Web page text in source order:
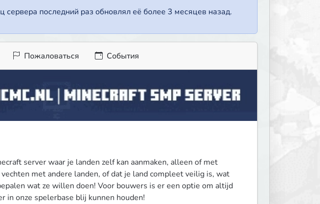
последний раз обновлял её более 3 месяцев назад.
Пожаловаться События
server waar je landen zelf kan aanmaken, alleen of met
met andere landen, of dat je land compleet veilig is, wat
wat ze willen doen! Voor bouwers is er een optie om altijd
in onze spelerbase blij kunnen houden!